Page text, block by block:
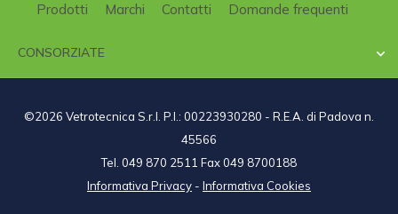
Prodotti Marchi Contatti Domande frequenti
CONSORZIATE 
©2026 Vetrotecnica S.r.l. P.I.: 00223930280 - R.E.A. di Padova n.
45566
Tel. 049 870 2511 Fax 049 8700188
Informativa Privacy - Informativa Cookies